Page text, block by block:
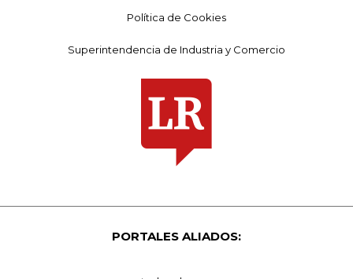
Política de Cookies
Superintendencia de Industria y Comercio
PORTALES ALIADOS: